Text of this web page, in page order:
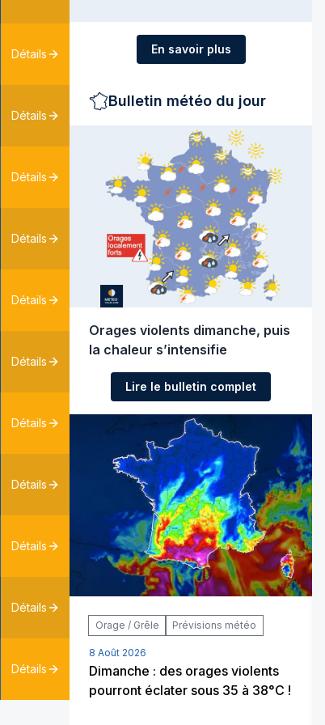
Détails
Détails
Détails
Détails
Détails
Détails
Détails
Détails
Détails
Détails
Détails
En savoir plus
Bulletin météo du jour
Orages violents dimanche, puis
la chaleur s’intensifie
Lire le bulletin complet
Orage / Grêle Prévisions météo
8 Août 2026
Dimanche : des orages violents
pourront éclater sous 35 à 38°C !